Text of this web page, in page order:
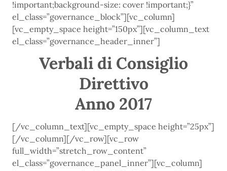
!important;background-size: cover !important;}”
el_class=”governance_block”][vc_column]
[vc_empty_space height=”150px”][vc_column_text
el_class=”governance_header_inner”]
Verbali di Consiglio
Direttivo
Anno 2017
[/vc_column_text][vc_empty_space height=”25px”]
[/vc_column][/vc_row][vc_row
full_width=”stretch_row_content”
el_class=”governance_panel_inner”][vc_column]